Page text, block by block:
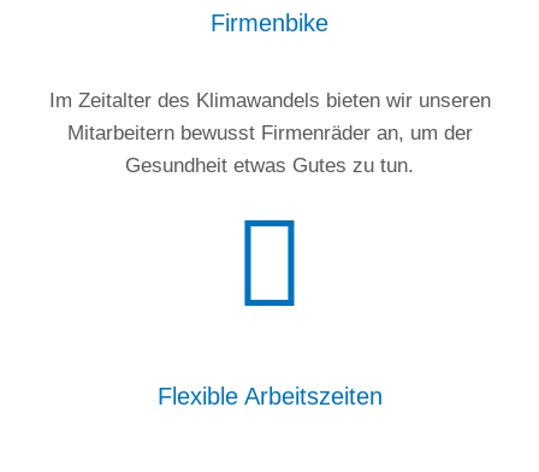
Firmenbike
Im Zeitalter des Klimawandels bieten wir unseren
Mitarbeitern bewusst Firmenräder an, um der
Gesundheit etwas Gutes zu tun.
Flexible Arbeitszeiten